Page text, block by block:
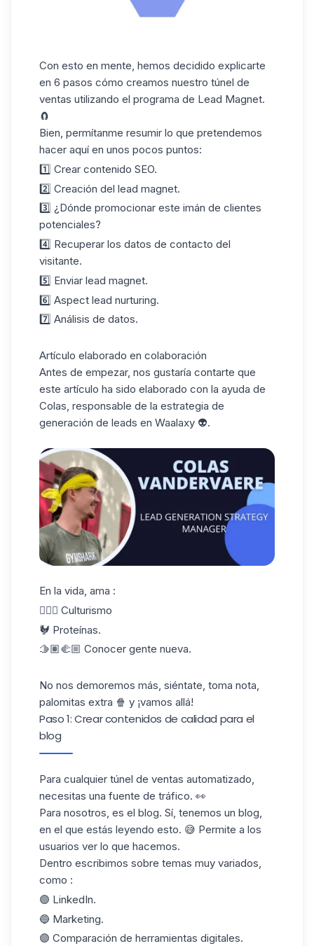
Con esto en mente, hemos decidido explicarte
en 6 pasos cómo creamos nuestro túnel de
ventas utilizando el programa de Lead Magnet.
🧲
Bien, permítanme resumir lo que pretendemos
hacer aquí en unos pocos puntos:
1️⃣ Crear contenido SEO.
2️⃣ Creación del lead magnet.
3️⃣ ¿Dónde promocionar este imán de clientes
potenciales?
4️⃣ Recuperar los datos de contacto del
visitante.
5️⃣ Enviar lead magnet.
6️⃣ Aspect lead nurturing.
7️⃣ Análisis de datos.
Artículo elaborado en colaboración
Antes de empezar, nos gustaría contarte que
este artículo ha sido elaborado con la ayuda de
Colas, responsable de la estrategia de
generación de leads en Waalaxy 👽.
En la vida, ama :
🏋🏼‍♂️ Culturismo
🐓 Proteínas.
🫱🏽‍🫲🏼 Conocer gente nueva.
No nos demoremos más, siéntate, toma nota,
palomitas extra 🍿 y ¡vamos allá!
Paso 1: Crear contenidos de calidad para el
blog
Para cualquier túnel de ventas automatizado,
necesitas una fuente de tráfico. 👀
Para nosotros, es el blog. Sí, tenemos un blog,
en el que estás leyendo esto. 😅 Permite a los
usuarios ver lo que hacemos.
Dentro escribimos sobre temas muy variados,
como :
🟣 LinkedIn.
🔵 Marketing.
🟣 Comparación de herramientas digitales.